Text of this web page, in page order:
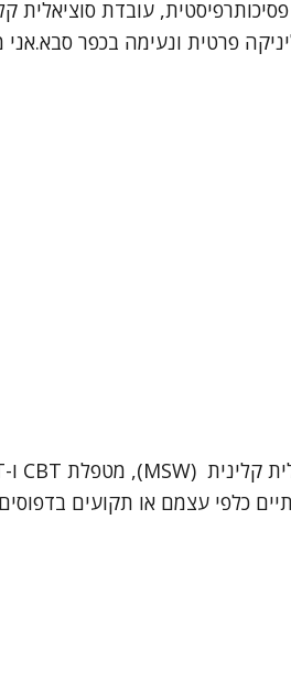
פרטית ונעימה בכפר סבא.אני
כלפי עצמם או תקועים